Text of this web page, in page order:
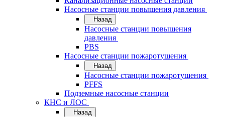
Насосные станции повышения давления
Назад
Насосные станции повышения
давления
PBS
Насосные станции пожаротушения
Назад
Насосные станции пожаротушения
PFFS
Подземные насосные станции
КНС и ЛОС
Назад